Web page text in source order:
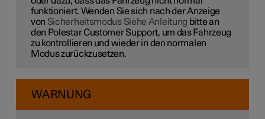
funktioniert. Wenden Sie sich nach der Anzeige
von Sicherheitsmodus Siehe Anleitung bitte an
den Polestar Customer Support, um das Fahrzeug
zu kontrollieren und wieder in den normalen
Modus zurückzusetzen.
WARNUNG